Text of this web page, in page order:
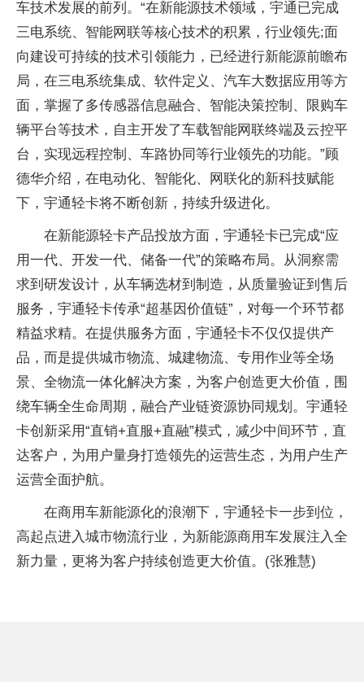
车技术发展的前列。“在新能源技术领域，宇通已完成
三电系统、智能网联等核心技术的积累，行业领先;面
向建设可持续的技术引领能力，已经进行新能源前瞻布
局，在三电系统集成、软件定义、汽车大数据应用等方
面，掌握了多传感器信息融合、智能决策控制、限购车
辆平台等技术，自主开发了车载智能网联终端及云控平
台，实现远程控制、车路协同等行业领先的功能。”顾
德华介绍，在电动化、智能化、网联化的新科技赋能
下，宇通轻卡将不断创新，持续升级进化。
在新能源轻卡产品投放方面，宇通轻卡已完成“应
用一代、开发一代、储备一代”的策略布局。从洞察需
求到研发设计，从车辆选材到制造，从质量验证到售后
服务，宇通轻卡传承“超基因价值链”，对每一个环节都
精益求精。在提供服务方面，宇通轻卡不仅仅提供产
品，而是提供城市物流、城建物流、专用作业等全场
景、全物流一体化解决方案，为客户创造更大价值，围
绕车辆全生命周期，融合产业链资源协同规划。宇通轻
卡创新采用“直销+直服+直融”模式，减少中间环节，直
达客户，为用户量身打造领先的运营生态，为用户生产
运营全面护航。
在商用车新能源化的浪潮下，宇通轻卡一步到位，
高起点进入城市物流行业，为新能源商用车发展注入全
新力量，更将为客户持续创造更大价值。(张雅慧)